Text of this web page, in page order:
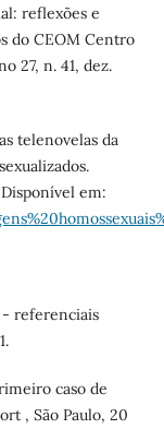
reflexões e
do CEOM Centro
27, n. 41, dez.
telenovelas da
em:
- referenciais
caso de
, São Paulo, 20